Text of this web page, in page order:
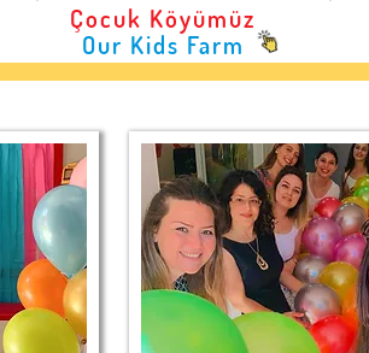
Çocuk Köyümüz
Our Kids Farm